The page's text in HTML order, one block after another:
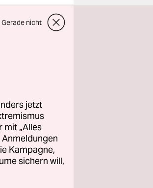
Gerade nicht
jetzt
mit „Alles
Kampagne,
sichern will,